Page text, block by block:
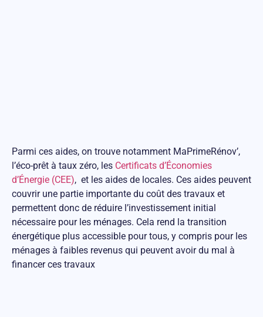
Parmi ces aides, on trouve notamment MaPrimeRénov’,
l’éco-prêt à taux zéro, les Certificats d’Économies
d’Énergie (CEE), et les aides de locales. Ces aides peuvent
couvrir une partie importante du coût des travaux et
permettent donc de réduire l’investissement initial
nécessaire pour les ménages. Cela rend la transition
énergétique plus accessible pour tous, y compris pour les
ménages à faibles revenus qui peuvent avoir du mal à
financer ces travaux